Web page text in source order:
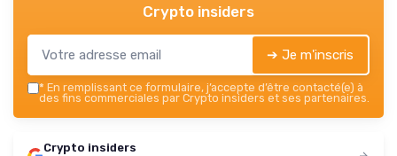
Crypto insiders
➔ Je m'inscris
* En remplissant ce formulaire, j’accepte d’être contacté(e) à
des fins commerciales par Crypto insiders et ses partenaires.
Crypto insiders